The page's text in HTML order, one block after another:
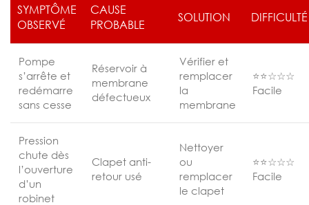
SYMPTÔME
OBSERVÉ
CAUSE
PROBABLE
SOLUTION DIFFICULTÉ
Pompe
s’arrête et
redémarre
sans cesse
Réservoir à
membrane
défectueux
Vérifier et
remplacer
la
membrane
⭐⭐☆☆☆
Facile
Pression
chute dès
l’ouverture
d’un
robinet
Clapet anti-
retour usé
Nettoyer
ou
remplacer
le clapet
⭐⭐☆☆☆
Facile